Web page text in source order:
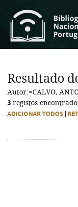
Resultado
Autor:=CALVO,
3 registos
ADICIONAR TODOS